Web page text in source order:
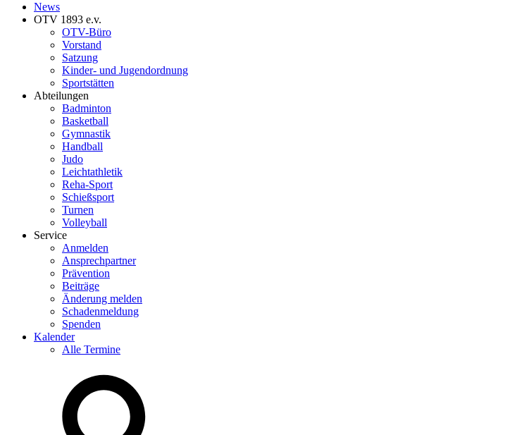
News
OTV 1893 e.v.
OTV-Büro
Vorstand
Satzung
Kinder- und Jugendordnung
Sportstätten
Abteilungen
Badminton
Basketball
Gymnastik
Handball
Judo
Leichtathletik
Reha-Sport
Schießsport
Turnen
Volleyball
Service
Anmelden
Ansprechpartner
Prävention
Beiträge
Änderung melden
Schadenmeldung
Spenden
Kalender
Alle Termine